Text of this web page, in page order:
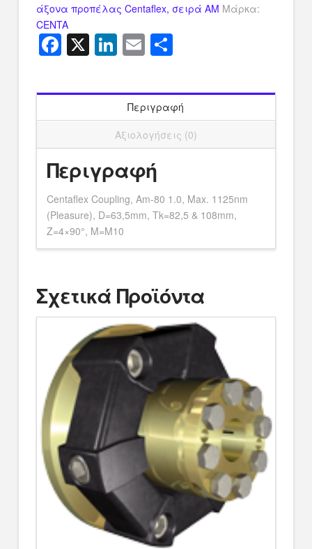
άξονα προπέλας Centaflex, σειρά AM Μάρκα:
CENTA
Facebook
X LinkedIn
Email
Περιγραφή
Αξιολογήσεις (0)
Περιγραφή
Centaflex Coupling, Am-80 1.0, Max. 1125nm
(Pleasure), D=63,5mm, Tk=82,5 & 108mm,
Z=4×90°, M=M10
Σχετικά Προϊόντα